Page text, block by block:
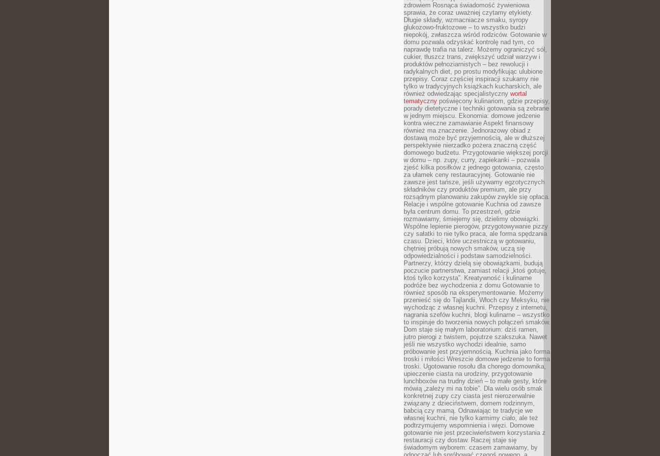
zdrowiem Rosnąca świadomość żywieniowa
sprawia, że coraz uważniej czytamy etykiety.
Długie składy, wzmacniacze smaku, syropy
glukozowo-fruktozowe – to wszystko budzi
niepokój, zwłaszcza wśród rodziców. Gotowanie w
domu pozwala odzyskać kontrolę nad tym, co
naprawdę trafia na talerz. Możemy ograniczyć sól,
cukier, tłuszcz trans, zwiększyć udział warzyw i
produktów pełnoziarnistych – bez rewolucji i
radykalnych diet, po prostu modyfikując ulubione
przepisy. Coraz częściej inspiracji szukamy nie
tylko w tradycyjnych książkach kucharskich, ale
również odwiedzając specjalistyczny wortal
tematyczny poświęcony kulinariom, gdzie przepisy,
porady dietetyczne i techniki gotowania są zebrane
w jednym miejscu. Ekonomia: domowe jedzenie
kontra wieczne zamawianie Aspekt finansowy
również ma znaczenie. Jednorazowy obiad z
dostawą może być przyjemnością, ale w dłuższej
perspektywie nierzadko pożera znaczną część
domowego budżetu. Przygotowanie większej porcji
w domu – np. zupy, curry, zapiekanki – pozwala
zjeść kilka posiłków z jednego gotowania, często
za ułamek ceny restauracyjnej. Gotowanie nie
zawsze jest tańsze, jeśli używamy egzotycznych
składników czy produktów premium, ale przy
rozsądnym planowaniu zakupów zwykle się opłaca.
Relacje i wspólne gotowanie Kuchnia od zawsze
była centrum domu. To przestrzeń, gdzie
rozmawiamy, śmiejemy się, dzielimy obowiązki.
Wspólne lepienie pierogów, przygotowywanie pizzy
czy sałatki to nie tylko praca, ale forma spędzania
czasu. Dzieci, które uczestniczą w gotowaniu,
chętniej próbują nowych smaków, uczą się
odpowiedzialności i podstaw samodzielności.
Partnerzy, którzy dzielą się obowiązkami, budują
poczucie partnerstwa, zamiast relacji „ktoś gotuje,
ktoś tylko korzysta”. Kreatywność i kulinarne
podróże bez wychodzenia z domu Gotowanie to
również sposób na eksperymentowanie. Możemy
przenieść się do Tajlandii, Włoch czy Meksyku, nie
wychodząc z własnej kuchni. Przepisy z internetu,
nagrania szefów kuchni, blogi kulinarne – wszystko
to inspiruje do tworzenia nowych połączeń smaków.
Dom staje się małym laboratorium: dziś ramen,
jutro pierogi z twistem, pojutrze szakszuka. Nawet
jeśli nie wszystko wychodzi idealnie, samo
próbowanie jest przyjemnością. Kuchnia jako forma
troski i miłości Wreszcie domowe jedzenie to forma
troski. Ugotowanie rosołu dla chorego domownika,
upieczenie ciasta na urodziny, przygotowanie
lunchboxów na trudny dzień – to małe gesty, które
mówią „zależy mi na tobie”. Dla wielu osób smak
konkretnej zupy czy ciasta jest nierozerwalnie
związany z dzieciństwem, domem rodzinnym,
babcią czy mamą. Odnawiając te tradycje we
własnej kuchni, nie tylko karmimy ciało, ale też
podtrzymujemy wspomnienia i więzi. Domowe
gotowanie nie jest przeciwieństwem korzystania z
restauracji czy dostaw. Raczej staje się
świadomym wyborem: czasem zamawiamy, by